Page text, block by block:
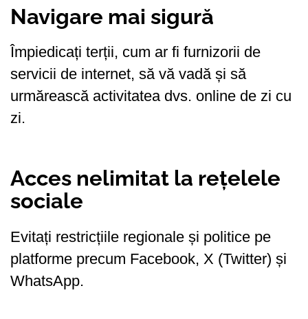
Navigare mai sigură
Împiedicați terții, cum ar fi furnizorii de
servicii de internet, să vă vadă și să
urmărească activitatea dvs. online de zi cu
zi.
Acces nelimitat la rețelele
sociale
Evitați restricțiile regionale și politice pe
platforme precum Facebook, X (Twitter) și
WhatsApp.